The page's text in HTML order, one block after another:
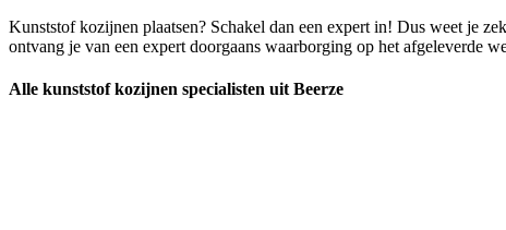
Kunststof kozijnen plaatsen? Schakel dan een expert in! Dus weet je
ontvang je van een expert doorgaans waarborging op het afgeleverde
Alle kunststof kozijnen specialisten uit Beerze